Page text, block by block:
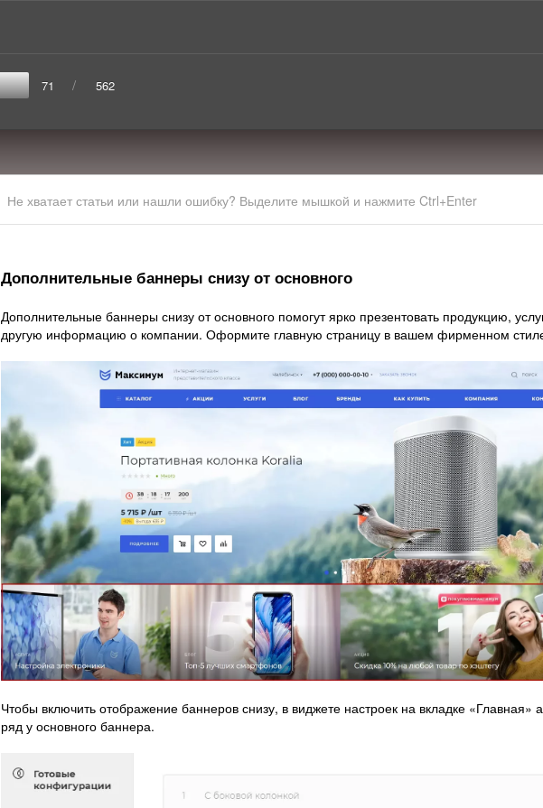
71 / 562
Не хватает статьи или нашли ошибку? Выделите мышкой и нажмите Ctrl+Enter
Дополнительные баннеры снизу от основного
Дополнительные баннеры снизу от основного помогут ярко презентовать продукцию,
другую информацию о компании. Оформите главную страницу в вашем фирменном
Чтобы включить отображение баннеров снизу, в виджете настроек на вкладке «Главная»
ряд у основного баннера.